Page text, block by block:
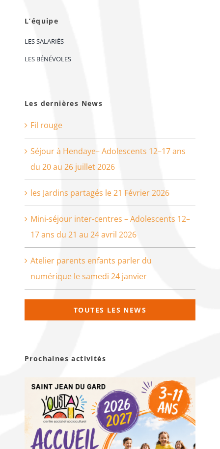
L’équipe
LES SALARIÉS
LES BÉNÉVOLES
Les dernières News
Fil rouge
Séjour à Hendaye– Adolescents 12–17 ans
du 20 au 26 juillet 2026
les Jardins partagés le 21 Février 2026
Mini-séjour inter-centres – Adolescents 12–
17 ans du 21 au 24 avril 2026
Atelier parents enfants parler du
numérique le samedi 24 janvier
TOUTES LES NEWS
Prochaines activités